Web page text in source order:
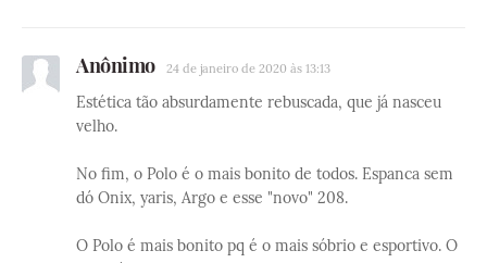
Anônimo 24 de janeiro de 2020 às 13:13
Estética tão absurdamente rebuscada, que já nasceu
velho.
No fim, o Polo é o mais bonito de todos. Espanca sem
dó Onix, yaris, Argo e esse "novo" 208.
O Polo é mais bonito pq é o mais sóbrio e esportivo. O